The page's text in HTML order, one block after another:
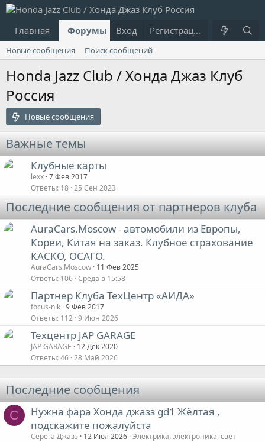
Главная Форумы Что нового?
Вход Регистрация
Новые сообщения Поиск сообщений
Honda Jazz Club / Хонда Джаз Клуб
Россия
Новые сообщения
Важные темы
Клубные карты
lexx 7 Фев 2017
Ответы 18 25 Сен 2023
Последние сообщения от партнеров клуба
AuraCars.Moscow - автомобили из Европы,
Кореи, Китая на заказ. Клубное страхование
КАСКО, ОСАГО.
AuraCars.Moscow 11 Фев 2025
Ответы 106 Среда в 15:58
Партнер Клуба ТехЦентр «АИДА»
focus-nik 9 Фев 2017
Ответы 112 9 Июн 2026
Техцентр JAP GARAGE
JAP GARAGE
12 Дек 2020
Ответы 46 28 Май 2026
Последние сообщения
С
Нужна фара Хонда джазз gd1 Жёлтая ,
подскажите пожалуйста
Серега Джазз 12 Июл 2026 Электрика, электроника, свет